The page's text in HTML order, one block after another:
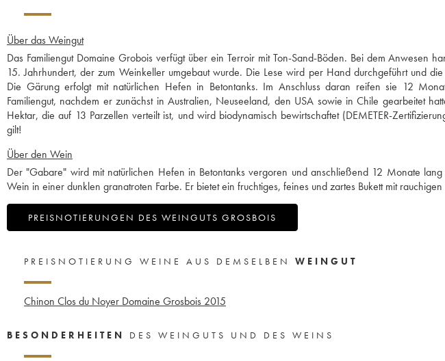
Über das Weingut
Das Familiengut Domaine Grobois verfügt über ein Terroir mit Ton-Sand-Böden. Bei dem Anwesen
15. Jahrhundert, der zum Weinkeller umgebaut wurde. Die Lese wird per Hand durchgeführt und
Die Gärung erfolgt mit natürlichen Hefen in Betontanks. Im Anschluss daran reifen sie 12
Familiengut, nachdem er zunächst in Australien, Neuseeland, den USA sowie in Chile gearbeitet
Hektar, die auf 13 Parzellen verteilt ist, und wird biodynamisch bewirtschaftet (DEMETER-
gilt!
Über den Wein
Der "Gabare" wird mit natürlichen Hefen in Betontanks vergoren und anschließend 12 Monate
Wein in einer dunklen granatroten Farbe. Er bietet ein fruchtiges, feines und zartes Bukett mit
PREISNOTIERUNGEN DES WEINGUTS GROSBOIS
PREISNOTIERUNG WEINE AUS DEMSELBEN WEINGUT
Chinon Clos du Noyer Domaine Grosbois 2015
BESONDERHEITEN DES WEINGUTS UND DES WEINS